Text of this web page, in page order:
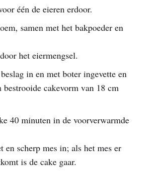
één de eieren erdoor.
samen met het bakpoeder en
het eiermengsel.
in en met boter ingevette en
bestrooide cakevorm van 18 cm
40 minuten in de voorverwarmde
en scherp mes in; als het mes er
is de cake gaar.